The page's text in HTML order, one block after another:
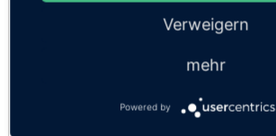
Minivan 9 Personen
Verweigern
mehr
Powered by